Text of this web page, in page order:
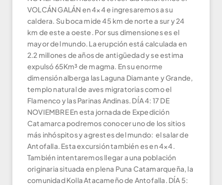
VOLCÁN GALÁN en 4×4 e ingresaremos a su
caldera. Su boca mide 45 km de norte a sur y 24
km de este a oeste. Por sus dimensiones es el
mayor del mundo. La erupción está calculada en
2.2 millones de años de antigüedad y se estima
expulsó 65Km³ de magma. En su enorme
dimensión alberga las Laguna Diamante y Grande,
templo natural de aves migratorias como el
Flamenco y las Parinas Andinas. DÍA 4: 17 DE
NOVIEMBRE En esta jornada de Expedición
Catamarca podremos conocer uno de los sitios
más inhóspitos y agrestes del mundo: el salar de
Antofalla. Esta excursión también es en 4×4.
También intentaremos llegar a una población
originaria situada en plena Puna Catamarqueña, la
comunidad Kolla Atacameño de Antofalla. DÍA 5: